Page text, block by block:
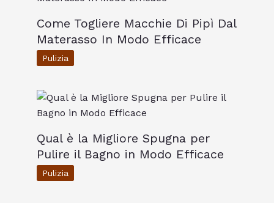
Come Togliere Macchie Di Pipì Dal
Materasso In Modo Efficace
Pulizia
Qual è la Migliore Spugna per
Pulire il Bagno in Modo Efficace
Pulizia